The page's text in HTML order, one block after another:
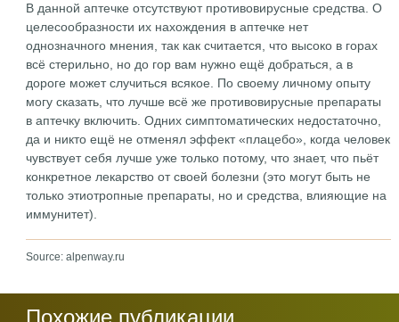
В данной аптечке отсутствуют противовирусные средства. О
целесообразности их нахождения в аптечке нет
однозначного мнения, так как считается, что высоко в горах
всё стерильно, но до гор вам нужно ещё добраться, а в
дороге может случиться всякое. По своему личному опыту
могу сказать, что лучше всё же противовирусные препараты
в аптечку включить. Одних симптоматических недостаточно,
да и никто ещё не отменял эффект «плацебо», когда человек
чувствует себя лучше уже только потому, что знает, что пьёт
конкретное лекарство от своей болезни (это могут быть не
только этиотропные препараты, но и средства, влияющие на
иммунитет).
Source: alpenway.ru
Похожие публикации